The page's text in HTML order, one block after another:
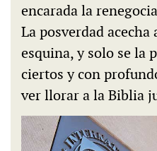
encarada la
La posverdad acecha
esquina, y solo se la
ciertos y con
ver llorar a la Biblia